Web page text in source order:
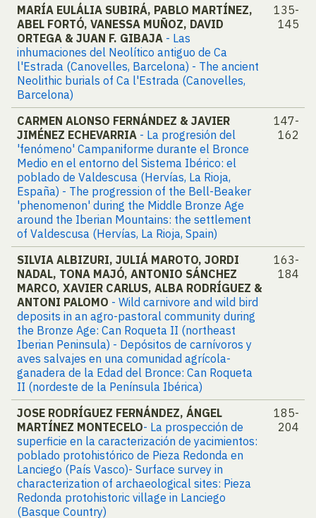
MARÍA EULÁLIA SUBIRÁ, PABLO MARTÍNEZ,
ABEL FORTÓ, VANESSA MUÑOZ, DAVID
ORTEGA & JUAN F. GIBAJA - Las
inhumaciones del Neolítico antiguo de Ca
l'Estrada (Canovelles, Barcelona) - The ancient
Neolithic burials of Ca l'Estrada (Canovelles,
Barcelona)
135-
145
CARMEN ALONSO FERNÁNDEZ & JAVIER
JIMÉNEZ ECHEVARRIA - La progresión del
'fenómeno' Campaniforme durante el Bronce
Medio en el entorno del Sistema Ibérico: el
poblado de Valdescusa (Hervías, La Rioja,
España) - The progression of the Bell-Beaker
'phenomenon' during the Middle Bronze Age
around the Iberian Mountains: the settlement
of Valdescusa (Hervías, La Rioja, Spain)
147-
162
SILVIA ALBIZURI, JULIÁ MAROTO, JORDI
NADAL, TONA MAJÓ, ANTONIO SÁNCHEZ
MARCO, XAVIER CARLUS, ALBA RODRÍGUEZ &
ANTONI PALOMO - Wild carnivore and wild bird
deposits in an agro-pastoral community during
the Bronze Age: Can Roqueta II (northeast
Iberian Peninsula) - Depósitos de carnívoros y
aves salvajes en una comunidad agrícola-
ganadera de la Edad del Bronce: Can Roqueta
II (nordeste de la Península Ibérica)
163-
184
JOSE RODRÍGUEZ FERNÁNDEZ, ÁNGEL
MARTÍNEZ MONTECELO- La prospección de
superficie en la caracterización de yacimientos:
poblado protohistórico de Pieza Redonda en
Lanciego (País Vasco)- Surface survey in
characterization of archaeological sites: Pieza
Redonda protohistoric village in Lanciego
(Basque Country)
185-
204